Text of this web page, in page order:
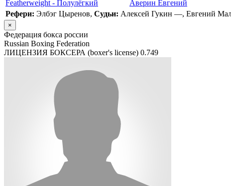
Featherweight - Полулёгкий
Аверин Евгений
Рефери: Элбэг Цыренов, Судьи: Алексей Гукин —, Евгений
×
Федерация бокса россии
Russian Boxing Federation
ЛИЦЕНЗИЯ БОКСЕРА (boxer's license) 0.749